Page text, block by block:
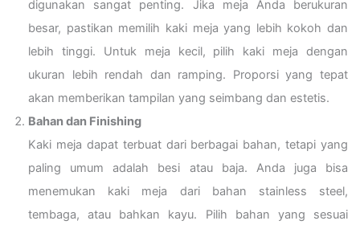
digunakan sangat penting. Jika meja Anda berukuran
besar, pastikan memilih kaki meja yang lebih kokoh dan
lebih tinggi. Untuk meja kecil, pilih kaki meja dengan
ukuran lebih rendah dan ramping. Proporsi yang tepat
akan memberikan tampilan yang seimbang dan estetis.
Bahan dan Finishing
Kaki meja dapat terbuat dari berbagai bahan, tetapi yang
paling umum adalah besi atau baja. Anda juga bisa
menemukan kaki meja dari bahan stainless steel,
tembaga, atau bahkan kayu. Pilih bahan yang sesuai